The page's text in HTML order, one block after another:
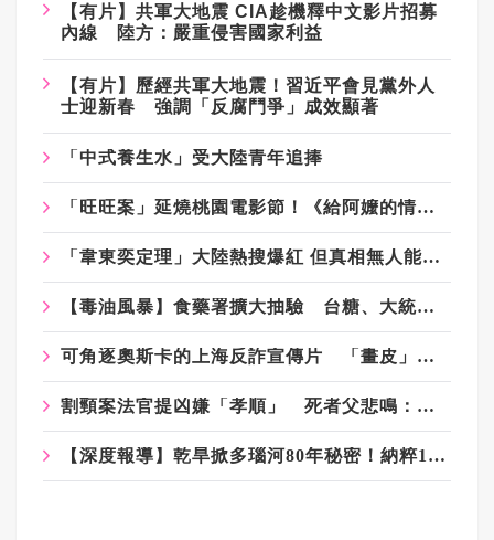
【有片】共軍大地震 CIA趁機釋中文影片招募
內線 陸方：嚴重侵害國家利益
【有片】歷經共軍大地震！習近平會見黨外人
士迎新春 強調「反腐鬥爭」成效顯著
「中式養生水」受大陸青年追捧
「旺旺案」延燒桃園電影節！《給阿嬤的情書》遭網抵制 文化局回應了
「韋東奕定理」大陸熱搜爆紅 但真相無人能參透
【毒油風暴】食藥署擴大抽驗 台糖、大統益、長輝30件油品合格
可角逐奧斯卡的上海反詐宣傳片 「畫皮」之上海灘
割頸案法官提凶嫌「孝順」 死者父悲鳴：法官是加害者幫兇
【深度報導】乾旱掀多瑙河80年秘密！納粹170艘沉船重見天日 塞爾維亞砸數億清障救航運命脈